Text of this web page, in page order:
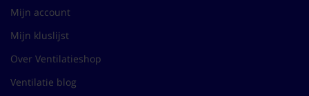
Mijn account
Mijn kluslijst
Over Ventilatieshop
Ventilatie blog